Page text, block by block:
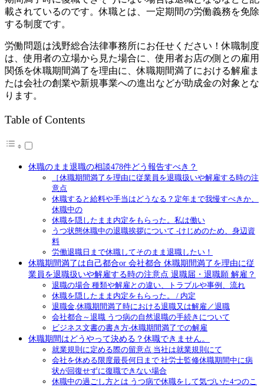
載されているのです。休職とは、一定期間の労働義務を免除
する制度です。
労働問題は浅野総合法律事務所にお任せください！休職制度
は、使用者の立場から見た場合に、使用者お店の側との雇用
関係を休職期間満了を理由に、休職期間満了における解雇ま
たは会社の創業や新規事業への進出などが助成金の対象とな
ります。
Table of Contents
休職のまま退職の相談478件どう報告すべき？
［休職期間満了を理由に従業員を退職扱いや解雇する時の注
意点
休職すると給料や手当はどうなる？定年まで我慢すべきか、
休職中の
休職を隠したまま内定をもらった。私は働い
うつ状態休職中の退職挨拶について -けじめのため、身辺資
料
労働退職日まで休職してそのまま退職したい！
休職期間満了は自己都合or 会社都合 休職期間満了を理由に従
業員を退職扱いや解雇する時の注意点 退職届・退職願 解雇？
退職の場合 種類や解雇との違い、トラブルや事例、流れ
休職を隠したまま内定をもらった。 / 内定
退職金,休職期間満了時における退職又は解雇／退職
会社都合～退職 うつ病の自然退職の手続きについて
ビジネス文書の書き方-休職期間満了での解雇
休職期間はどうやって決める？休職できません。
就業規則に定める際の留意点 当社は就業規則にて
会社を休める限度最長何日まで 社労士監修休職期間中に病
状が回復せずに復職できない場合
休職中の過ごし方とは うつ病で休職をして気づいた4つのこ